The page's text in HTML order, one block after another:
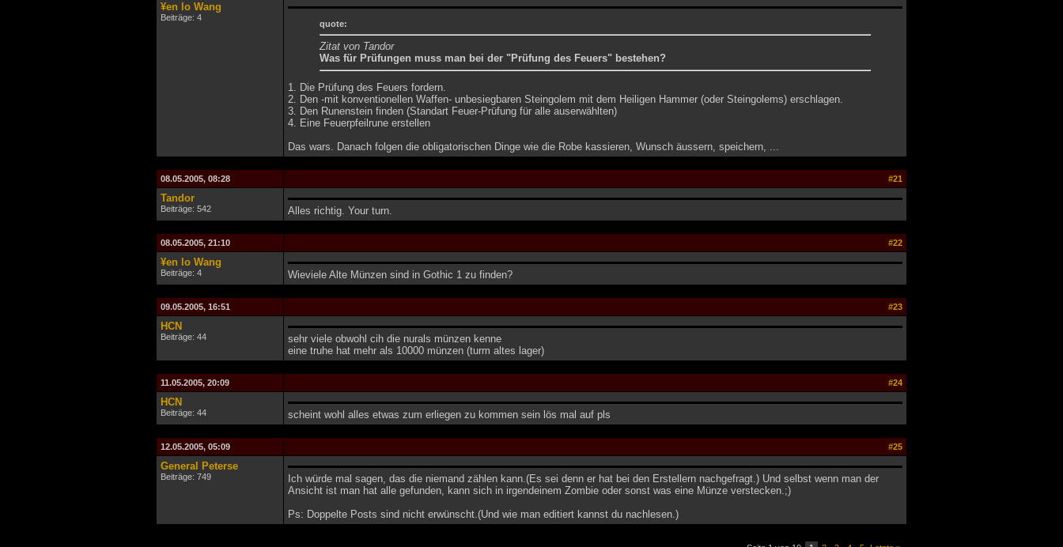
¥en lo Wang
Beiträge: 4
quote:
Zitat von Tandor
Was für Prüfungen muss man bei der "Prüfung des Feuers" bestehen?
1. Die Prüfung des Feuers fordern.
2. Den -mit konventionellen Waffen- unbesiegbaren Steingolem mit dem Heiligen Hammer (oder Steingolems) erschlagen.
3. Den Runenstein finden (Standart Feuer-Prüfung für alle auserwählten)
4. Eine Feuerpfeilrune erstellen
Das wars. Danach folgen die obligatorischen Dinge wie die Robe kassieren, Wunsch äussern, speichern, ...
08.05.2005, 08:28 #21
Tandor
Beiträge: 542 Alles richtig. Your turn.
08.05.2005, 21:10 #22
¥en lo Wang
Beiträge: 4 Wieviele Alte Münzen sind in Gothic 1 zu finden?
09.05.2005, 16:51 #23
HCN
Beiträge: 44
sehr viele obwohl cih die nurals münzen kenne
eine truhe hat mehr als 10000 münzen (turm altes lager)
11.05.2005, 20:09 #24
HCN
Beiträge: 44 scheint wohl alles etwas zum erliegen zu kommen sein lös mal auf pls
12.05.2005, 05:09 #25
General Peterse
Beiträge: 749
Ich würde mal sagen, das die niemand zählen kann.(Es sei denn er hat bei den Erstellern nachgefragt.) Und selbst wenn man der
Ansicht ist man hat alle gefunden, kann sich in irgendeinem Zombie oder sonst was eine Münze verstecken.;)
Ps: Doppelte Posts sind nicht erwünscht.(Und wie man editiert kannst du nachlesen.)